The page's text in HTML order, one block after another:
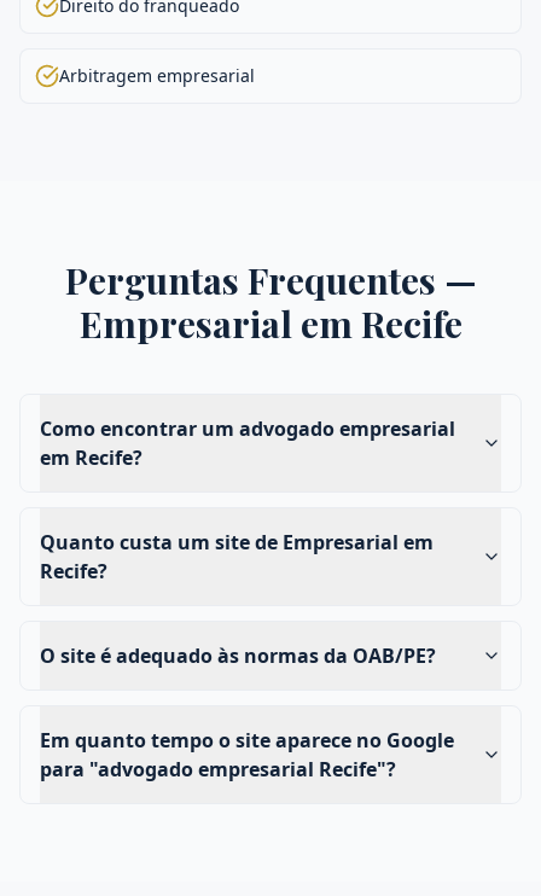
Direito do franqueado
Arbitragem empresarial
Perguntas Frequentes —
EmpresarialemRecife
Como encontrar um advogado empresarial
em Recife?
Quanto custa um site de Empresarial em
Recife?
O site é adequado às normas da OAB/PE?
Em quanto tempo o site aparece no Google
para "advogado empresarial Recife"?